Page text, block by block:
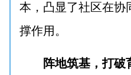
本，凸显了社区在协
撑作用。
阵地筑基，打破